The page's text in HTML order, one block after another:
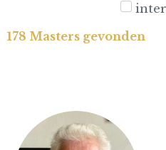
178 Masters gevonden